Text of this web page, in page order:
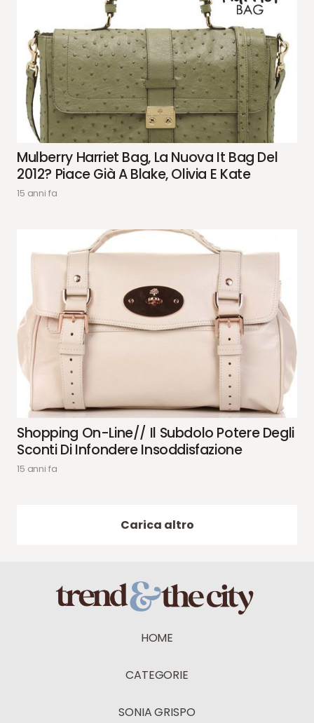
Mulberry Harriet Bag, La Nuova It Bag Del
2012? Piace Già A Blake, Olivia E Kate
15 anni fa
Shopping On-Line// Il Subdolo Potere Degli
Sconti Di Infondere Insoddisfazione
15 anni fa
Carica altro
HOME
CATEGORIE
SONIA GRISPO